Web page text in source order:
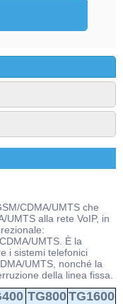
CDMA/UMTS che
UMTS alla rete VoIP, in
UMTS. È la
i sistemi telefonici
UMTS, nonché la
della linea fissa.
TG800TG1600